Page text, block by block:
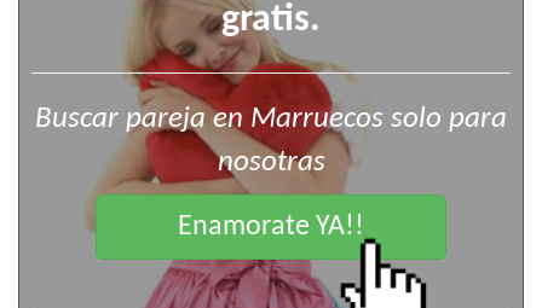
gratis.
Buscar pareja en Marruecos solo para
nosotras
Enamorate YA!!